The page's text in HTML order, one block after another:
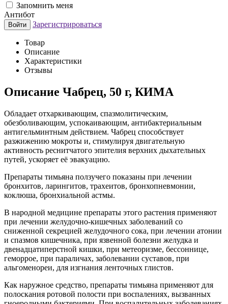
Запомнить меня
Антибот
Войти Зарегистрироваться
Товар
Описание
Характеристики
Отзывы
Описание Чабрец, 50 г, КИМА
Обладает отхаркивающим, спазмолитическим,
обезболивающим, успокаивающим, антибактериальным
антигельминтным действием. Чабрец способствует
разжижению мокроты и, стимулируя двигательную
активность реснитчатого эпителия верхних дыхательных
путей, ускоряет её эвакуацию.
Препараты тимьяна ползучего показаны при лечении
бронхитов, ларингитов, трахеитов, бронхопневмонии,
коклюша, бронхиальной астмы.
В народной медицине препараты этого растения применяют
при лечении желудочно-кишечных заболеваний со
сниженной секрецией желудочного сока, при лечении атонии
и спазмов кишечника, при язвенной болезни желудка и
двенадцатиперстной кишки, при метеоризме, бессоннице,
геморрое, при параличах, заболевании суставов, при
альгоменореи, для изгнания ленточных глистов.
Как наружное средство, препараты тимьяна применяют для
полоскания ротовой полости при воспалениях, вызванных